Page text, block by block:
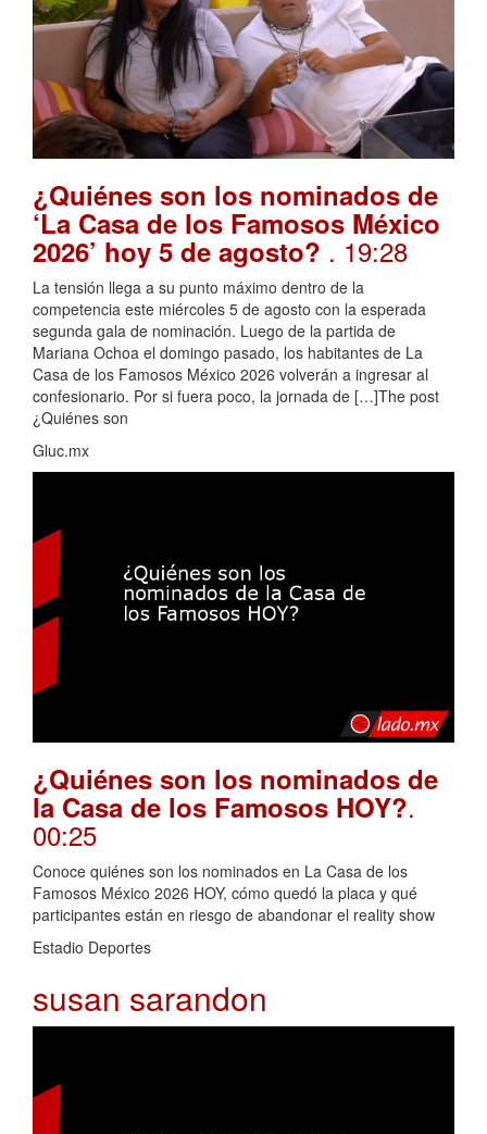
¿Quiénes son los nominados de
‘La Casa de los Famosos México
2026’ hoy 5 de agosto? . 19:28
La tensión llega a su punto máximo dentro de la
competencia este miércoles 5 de agosto con la esperada
segunda gala de nominación. Luego de la partida de
Mariana Ochoa el domingo pasado, los habitantes de La
Casa de los Famosos México 2026 volverán a ingresar al
confesionario. Por si fuera poco, la jornada de […]The post
¿Quiénes son
Gluc.mx
¿Quiénes son los nominados de
la Casa de los Famosos HOY?.
00:25
Conoce quiénes son los nominados en La Casa de los
Famosos México 2026 HOY, cómo quedó la placa y qué
participantes están en riesgo de abandonar el reality show
Estadio Deportes
susan sarandon